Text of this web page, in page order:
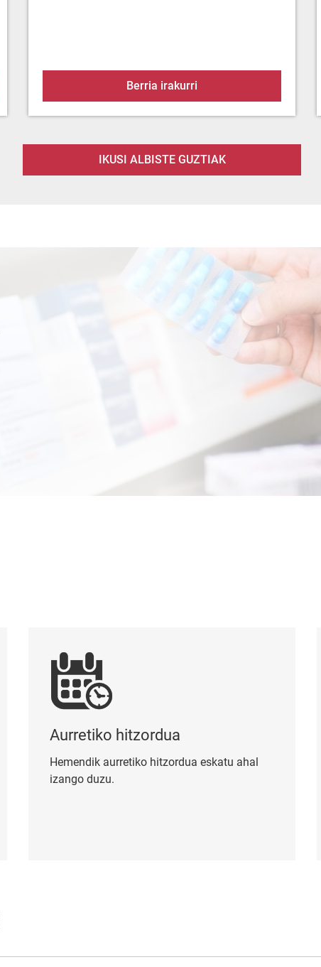
Berria irakurriBabez zaitez berotik
IKUSI ALBISTE GUZTIAK
Aurretiko hitzordua
Hemendik aurretiko hitzordua eskatu ahal
izango duzu.